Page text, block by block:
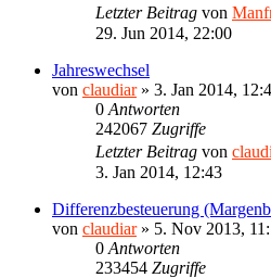
Letzter Beitrag von
29. Jun 2014, 22:00
Jahreswechsel
von claudiar» 3. Jan 2014,
0 Antworten
242067 Zugriffe
Letzter Beitrag von
3. Jan 2014, 12:43
Differenzbesteuerung
von claudiar» 5. Nov 2013,
0 Antworten
233454 Zugriffe